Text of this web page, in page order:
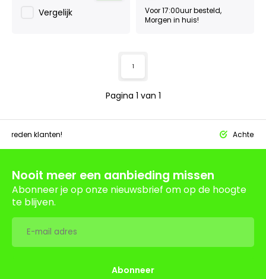
Vergelijk
Voor 17:00uur besteld,
Morgen in huis!
Pagina 1 van 1
1
klanten! Achteraf
Nooit meer een aanbieding missen
Abonneer je op onze nieuwsbrief om op de hoogte
te blijven.
Abonneer